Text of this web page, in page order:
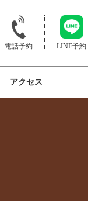
電話予約 LINE予約
アクセス